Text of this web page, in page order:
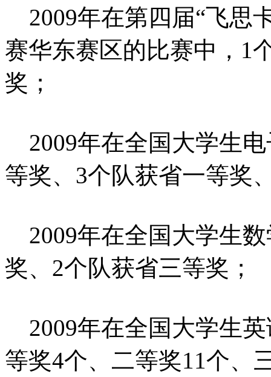
2009年在第四届“飞思
赛华东赛区的比赛中，1
奖；
2009年在全国大学生
等奖、3个队获省一等奖
2009年在全国大学生
奖、2个队获省三等奖；
2009年在全国大学生
等奖4个、二等奖11个、